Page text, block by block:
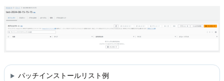
パッチインストールリスト例